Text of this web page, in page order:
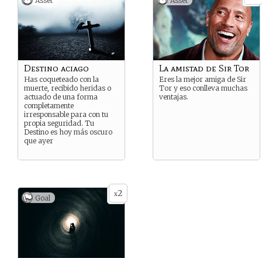
Destino aciago
Has coqueteado con la
muerte, recibido heridas o
actuado de una forma
completamente
irresponsable para con tu
propia seguridad. Tu
Destino es hoy más oscuro
que ayer
La amistad de Sir Tor
Eres la mejor amiga de Sir
Tor y eso conlleva muchas
ventajas.
x2
Goal